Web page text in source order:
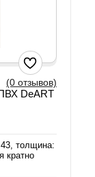
(0 отзывов)
DeART
толщина:
кратно